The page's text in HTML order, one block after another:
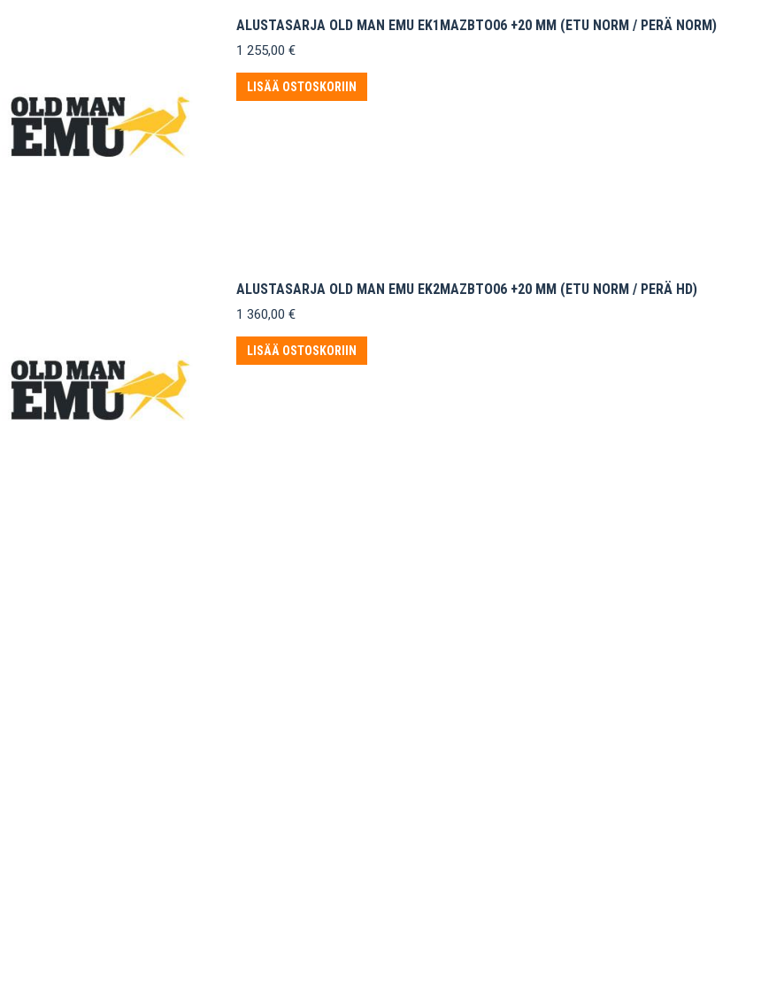
ALUSTASARJA OLD MAN EMU EK1MAZBTO06 +20 MM (ETU NORM / PERÄ NORM)
1 255,00 €
LISÄÄ OSTOSKORIIN
ALUSTASARJA OLD MAN EMU EK2MAZBTO06 +20 MM (ETU NORM / PERÄ HD)
1 360,00 €
LISÄÄ OSTOSKORIIN